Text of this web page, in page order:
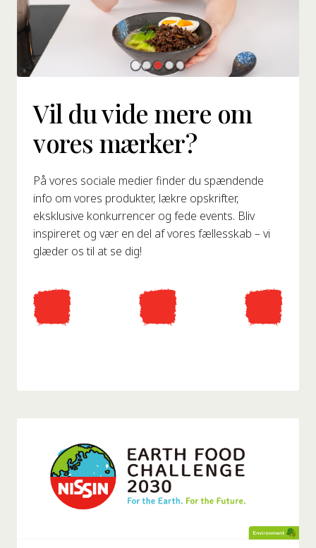
Vil du vide mere om
vores mærker?
På vores sociale medier finder du spændende
info om vores produkter, lækre opskrifter,
eksklusive konkurrencer og fede events. Bliv
inspireret og vær en del af vores fællesskab – vi
glæder os til at se dig!